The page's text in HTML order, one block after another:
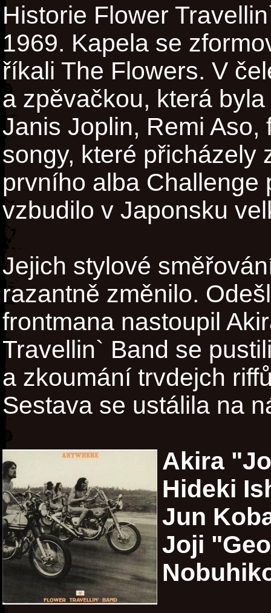
Historie Flower
1969. Kapela se
říkali The Flowers. V
a zpěvačkou, která
Janis Joplin, Remi
songy, které přicházely
prvního alba Challenge
vzbudilo v Japonsku
Jejich stylové
razantně změnilo.
frontmana nastoupil
Travellin` Band se
a zkoumání trvdejch
Sestava se ustálila na
Akira
Hideki
Jun
Joji